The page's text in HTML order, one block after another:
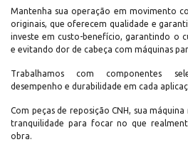
Mantenha sua operação em movimento
originais, que oferecem qualidade e
investe em custo-benefício, garantindo o
e evitando dor de cabeça com máquinas
Trabalhamos com componentes
desempenho e durabilidade em cada
Com peças de reposição CNH, sua
tranquilidade para focar no que
obra.